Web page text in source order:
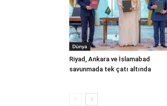
Dünya
Riyad, Ankara ve İslamabad
savunmada tek çatı altında